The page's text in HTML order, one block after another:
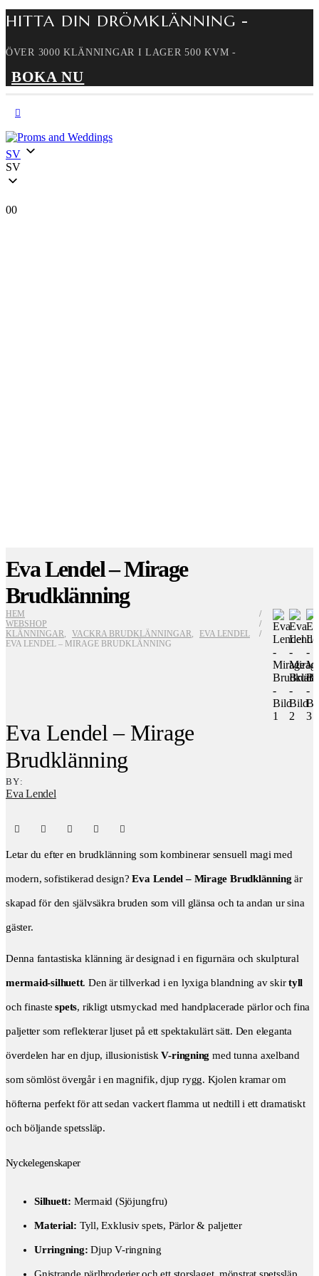
HITTA DIN DRÖMKLÄNNING -
ÖVER 3000 KLÄNNINGAR I LAGER 500 KVM -
BOKA NU
SV
SV
00
Eva Lendel – Mirage
Brudklänning
HEM
WEBSHOP
KLÄNNINGAR
VACKRA BRUDKLÄNNINGAR
EVA LENDEL
EVA LENDEL – MIRAGE BRUDKLÄNNING
Eva Lendel – Mirage
Brudklänning
BY:
Eva Lendel
Letar du efter en brudklänning som kombinerar sensuell magi med
modern, sofistikerad design?Eva Lendel – Mirage Brudklänning är
skapad för den självsäkra bruden som vill glänsa och ta andan ur sina
gäster.
Denna fantastiska klänning är designad i en figurnära och skulptural
mermaid-silhuett. Den är tillverkad i en lyxiga blandning av skirtyll
och finastespets, rikligt utsmyckad med handplacerade pärlor och fina
paljetter som reflekterar ljuset på ett spektakulärt sätt. Den eleganta
överdelen har en djup, illusionistiskV-ringning med tunna axelband
som sömlöst övergår i en magnifik, djup rygg. Kjolen kramar om
höfterna perfekt för att sedan vackert flamma ut nedtill i ett dramatiskt
och böljande spetssläp.
Nyckelegenskaper
Silhuett: Mermaid (Sjöjungfru)
Material: Tyll, Exklusiv spets, Pärlor & paljetter
Urringning: Djup V-ringning